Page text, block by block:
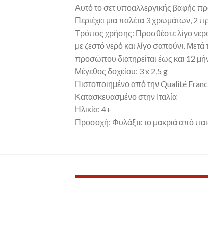
Αυτό το σετ υποαλλεργικής βαφής
Περιέχει μια παλέτα 3 χρωμάτων, 2
Τρόπος χρήσης: Προσθέστε λίγο
με ζεστό νερό και λίγο σαπούνι.
προσώπου διατηρείται έως και 12
Μέγεθος δοχείου: 3 x 2,5 g
Πιστοποιημένο από την Qualité
Κατασκευασμένο στην Ιταλία
Ηλικία: 4+
Προσοχή: Φυλάξτε το μακριά από